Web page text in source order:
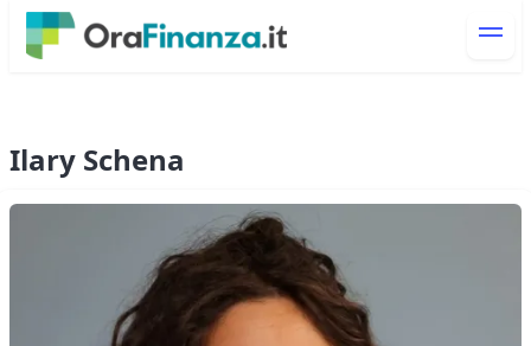
Ilary Schena